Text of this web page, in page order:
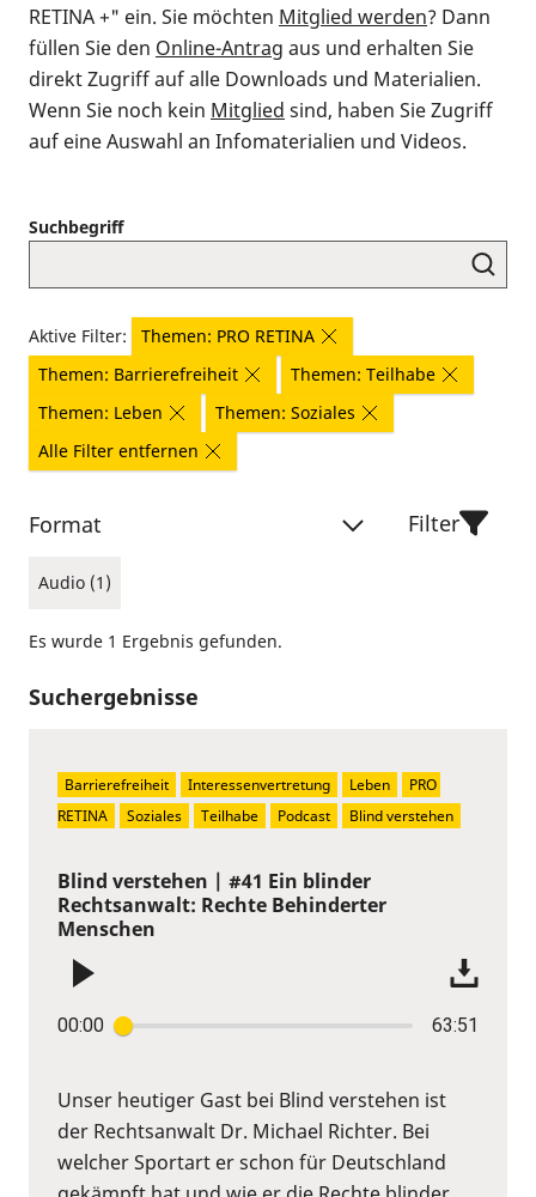
RETINA +" ein. Sie möchten Mitglied werden? Dann
füllen Sie den Online-Antrag aus und erhalten Sie
direkt Zugriff auf alle Downloads und Materialien.
Wenn Sie noch kein Mitglied sind, haben Sie Zugriff
auf eine Auswahl an Infomaterialien und Videos.
Suchbegriff
Aktive Filter:
Themen: PRO RETINA
Themen: Barrierefreiheit
Themen: Teilhabe
Themen: Leben
Themen: Soziales
Alle Filter entfernen
Format
Audio (1)
Filter
Es wurde 1 Ergebnis gefunden.
Suchergebnisse
Blind verstehen | #41 Ein blinder
Rechtsanwalt: Rechte Behinderter
Menschen
00:00 63:51
Unser heutiger Gast bei Blind verstehen ist
der Rechtsanwalt Dr. Michael Richter. Bei
welcher Sportart er schon für Deutschland
Barrierefreiheit Interessenvertretung Leben
PRO
RETINA
Soziales Teilhabe Podcast Blind verstehen